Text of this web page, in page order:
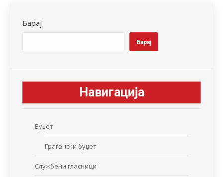
Барај
Барај
Навигација
Буџет
Граѓански буџет
Службени гласници